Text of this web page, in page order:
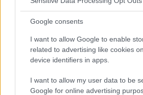
Google consents
I want to allow Google to enable
related to advertising like cookies
device identifiers in apps.
I want to allow my user data to be
Google for online advertising
PÄDIATRISCHE LARYNGOLOGIE
Larynxpapillome bei Kindern - was
man sich vor ihnen schützen?
deren starke Wachstumstendenz eine
die Durchlässigkeit der Atemwege